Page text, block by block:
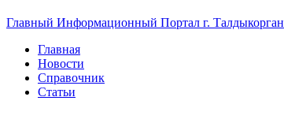
Главный Информационный Портал г. Талдыкорган
Главная
Новости
Справочник
Статьи